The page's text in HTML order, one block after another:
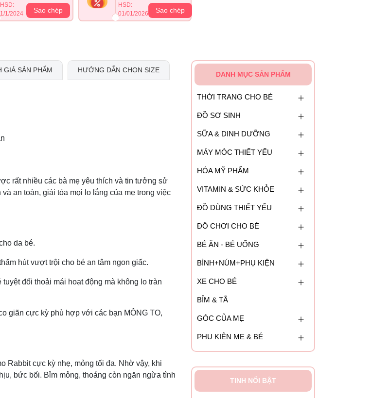
HSD:
1/1/2024
Sao chép
HSD:
01/01/2026
Sao chép
GIÁ SẢN PHẨM HƯỚNG DẪN CHỌN SIZE
rất nhiều các bà mẹ yêu thích và tin tưởng sử
an toàn, giải tỏa mọi lo lắng của mẹ trong việc
da bé.
hút vượt trội cho bé an tâm ngon giấc.
đối thoải mái hoạt động mà không lo tràn
giãn cực kỳ phù hợp với các bạn MÔNG TO,
Rabbit cực kỳ nhẹ, mỏng tối đa. Nhờ vậy, khi
bức bối. Bỉm mỏng, thoáng còn ngăn ngừa tình
DANH MỤC SẢN PHẨM
THỜI TRANG CHO BÉ
ĐỒ SƠ SINH
SỮA & DINH DƯỠNG
MÁY MÓC THIẾT YẾU
HÓA MỸ PHẨM
VITAMIN & SỨC KHỎE
ĐỒ DÙNG THIẾT YẾU
ĐỒ CHƠI CHO BÉ
BÉ ĂN - BÉ UỐNG
BÌNH+NÚM+PHỤ KIỆN
XE CHO BÉ
BỈM & TÃ
GÓC CỦA MẸ
PHỤ KIỆN MẸ & BÉ
TINH NỔI BẬT